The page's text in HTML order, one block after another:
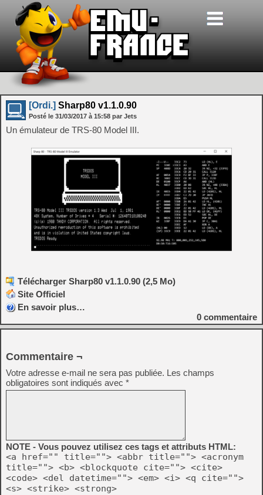
[Ordi.] Sharp80 v1.1.0.90
Posté le 31/03/2017 à 15:58 par Jets
Un émulateur de TRS-80 Model III.
Télécharger Sharp80 v1.1.0.90 (2,5 Mo)
Site Officiel
En savoir plus…
0 commentaire
Commentaire ¬
Votre adresse e-mail ne sera pas publiée. Les champs
obligatoires sont indiqués avec *
NOTE - Vous pouvez utilisez ces tags et attributs HTML:
<a href="" title=""> <abbr title=""> <acronym
title=""> <b> <blockquote cite=""> <cite>
<code> <del datetime=""> <em> <i> <q cite="">
<s> <strike> <strong>